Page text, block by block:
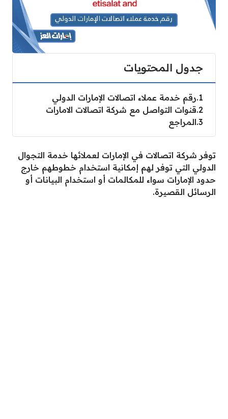
جدول المحتويات
1 رقم خدمة عملاء اتصالات الإمارات الدولي
2 قنوات التواصل مع شركة اتصالات الامارات
3 المراجع
توفر شركة اتصالات في الإمارات لعملائها خدمة التجوال
الدولي التي توفر لهم إمكانية استخدام خطوطهم خارج
حدود الإمارات سواء للمكالمات أو استخدام البيانات أو
الرسائل القصيرة.